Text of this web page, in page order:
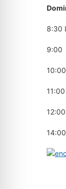
8:30
9:00